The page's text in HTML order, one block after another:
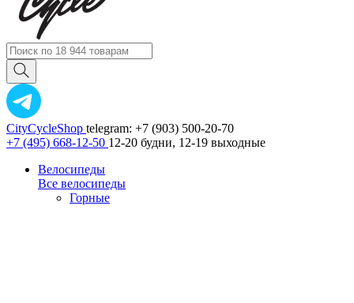
CityCycleShop telegram: +7 (903) 500-20-70
+7 (495) 668-12-50 12-20 будни, 12-19 выходные
Велосипеды
Все велосипеды
Горные